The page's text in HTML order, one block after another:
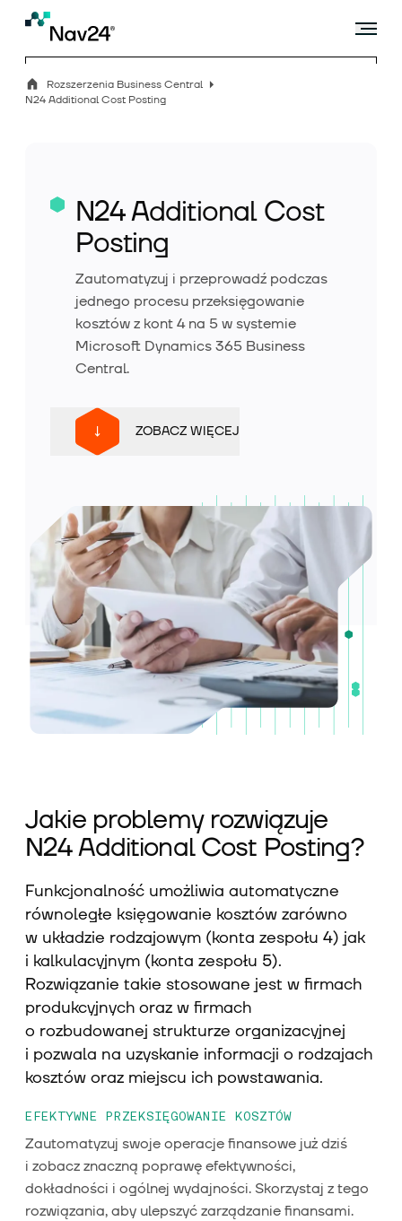
Rozszerzenia
O nas
Kontakt
Rozszerzenia Business Central
N24 Additional Cost Posting
N24 Additional Cost
Posting
Zautomatyzuj i przeprowadź podczas
jednego procesu przeksięgowanie
kosztów z kont 4 na 5 w systemie
Microsoft Dynamics 365 Business
Central.
ZOBACZ WIĘCEJ
Jakie problemy rozwiązuje
N24 Additional Cost Posting?
Funkcjonalność umożliwia automatyczne
równoległe księgowanie kosztów zarówno
w układzie rodzajowym (konta zespołu 4) jak
i kalkulacyjnym (konta zespołu 5).
Rozwiązanie takie stosowane jest w firmach
produkcyjnych oraz w firmach
o rozbudowanej strukturze organizacyjnej
i pozwala na uzyskanie informacji o rodzajach
kosztów oraz miejscu ich powstawania.
EFEKTYWNE PRZEKSIĘGOWANIE KOSZTÓW
Zautomatyzuj swoje operacje finansowe już dziś
i zobacz znaczną poprawę efektywności,
dokładności i ogólnej wydajności. Skorzystaj z tego
rozwiązania, aby ulepszyć zarządzanie finansami.